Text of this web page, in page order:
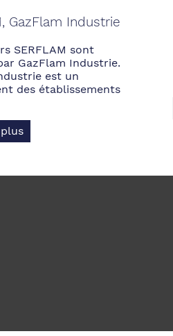
GazFlam Industrie
SERFLAM sont
GazFlam Industrie.
est un
des établissements